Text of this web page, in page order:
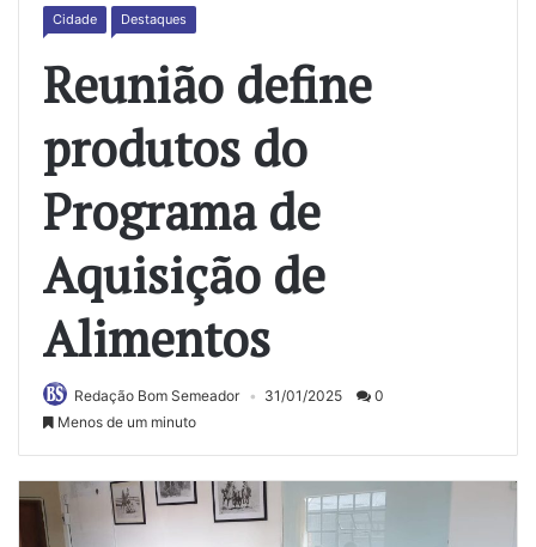
Cidade Destaques
Reunião define
produtos do
Programa de
Aquisição de
Alimentos
Redação Bom Semeador 31/01/2025
0
Menos de um minuto